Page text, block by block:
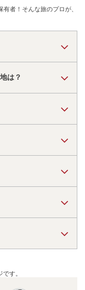
者！そんな旅のプロが、
は？
す。